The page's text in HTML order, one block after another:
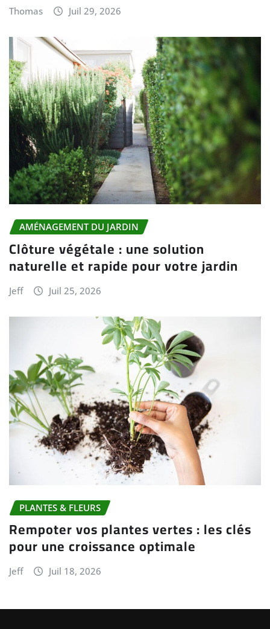
Thomas Juil 29, 2026
AMÉNAGEMENT DU JARDIN
Clôture végétale : une solution
naturelle et rapide pour votre jardin
Jeff Juil 25, 2026
PLANTES & FLEURS
Rempoter vos plantes vertes : les clés
pour une croissance optimale
Jeff Juil 18, 2026